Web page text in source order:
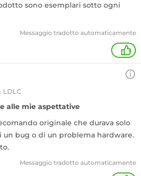
sono esemplari sotto ogni
Messaggio tradotto automaticamente
+
LDLC
alle mie aspettative
originale che durava solo
un bug o di un problema hardware.
Messaggio tradotto automaticamente